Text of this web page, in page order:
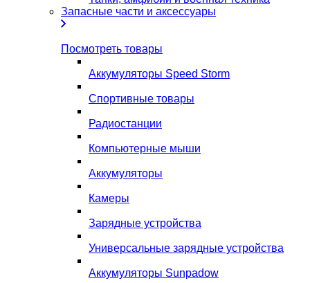
Запасные части и аксессуары
Посмотреть товары
Аккумуляторы Speed Storm
Спортивные товары
Радиостанции
Компьютерные мыши
Аккумуляторы
Камеры
Зарядные устройства
Универсальные зарядные устройства
Аккумуляторы Sunpadow